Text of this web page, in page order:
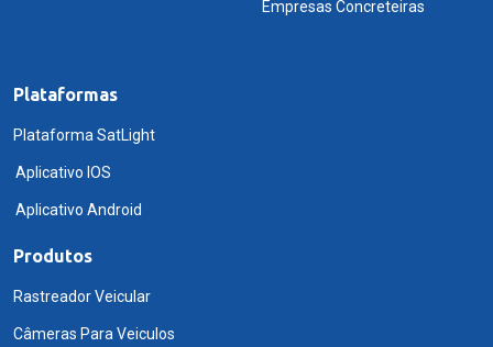
Empresas Concreteiras
Plataformas
Plataforma SatLight
Aplicativo IOS
Aplicativo Android
Produtos
Rastreador Veicular
Câmeras Para Veiculos